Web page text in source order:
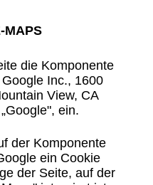
MAPS
die Komponente
Inc., 1600
View, CA
ein.
der Komponente
ein Cookie
der Seite, auf der